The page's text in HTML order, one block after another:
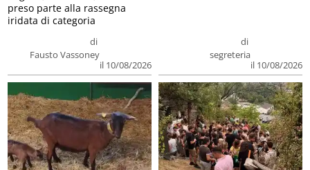
di
Fausto Vassoney
il 10/08/2026
preso parte alla rassegna
iridata di categoria
di
segreteria
il 10/08/2026